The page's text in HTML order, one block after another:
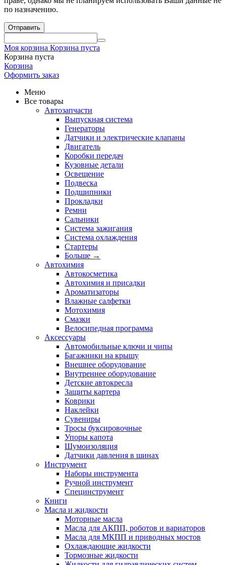
по назначению.
Отправить
Моя корзина Корзина пуста
Корзина пуста
Корзина
Оформить заказ
Меню
Все товары
Автозапчасти
Выпускная система
Генераторы
Датчики и электрические клапаны
Двигатель
Коробки передач
Кузовные детали
Освещение
Подвеска
Подшипники
Прокладки
Ремни
Сальники
Система зажигания
Система охлаждения
Стартеры
Больше →
Автохимия
Автокосметика
Автохимия и присадки
Ароматизаторы
Влажные салфетки
Мотохимия
Смазки
Велосипедная программа
Аксессуары
Автомобильные ключи и чипы
Багажники на крышу
Внешнее оборудование
Внутреннее оборудование
Детские автокресла
Защиты картера
Коврики
Наклейки
Сувениры
Тросы буксировочные
Упоры капота
Шумоизоляция
Датчики давления в шинах
Инструмент
Наборы инструмента
Ручной инструмент
Специнструмент
Книги
Масла и жидкости
Моторные масла
Масла для АКПП, роботов и вариаторов
Масла для МКПП и приводных мостов
Охлаждающие жидкости
Тормозные жидкости